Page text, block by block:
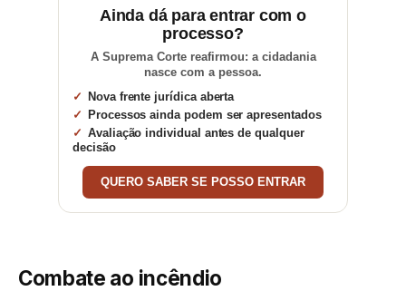
Ainda dá para entrar com o
processo?
A Suprema Corte reafirmou: a cidadania
nasce com a pessoa.
Nova frente jurídica aberta
Processos ainda podem ser apresentados
Avaliação individual antes de qualquer
decisão
QUERO SABER SE POSSO ENTRAR
Combate ao incêndio